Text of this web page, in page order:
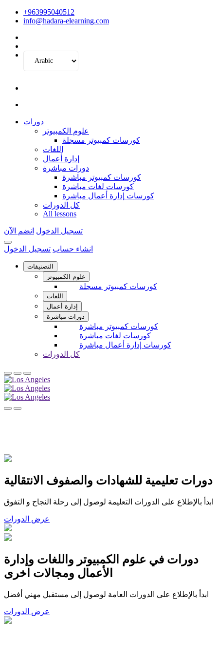
+963995040512
info@hadara-elearning.com
دورات
علوم الكمبيوتر
كورسات كمبيوتر مسجلة
اللغات
إدارة أعمال
دورات مباشرة
كورسات كمبيوتر مباشرة
كورسات لغات مباشرة
كورسات إدارة أعمال مباشرة
كل الدورات
All lessons
تسجيل الدخول انضم الآن
انشاء حساب تسجيل الدخول
التصنيفات
علوم الكمبيوتر
كورسات كمبيوتر مسجلة
اللغات
إدارة أعمال
دورات مباشرة
كورسات كمبيوتر مباشرة
كورسات لغات مباشرة
كورسات إدارة أعمال مباشرة
كل الدورات
دورات تعليمية للشهادات والصفوف الانتقالية
ابدأ بالإطلاع على الدورات التعليمة لوصول إلى رحلة النجاح و التفوق
عرض الدورات
دورات في علوم الكمبيوتر واللغات وإدارة
الأعمال ومجالات اخرى
ابدأ بالإطلاع على الدورات العامة لوصول إلى مستقبل مهني أفضل
عرض الدورات